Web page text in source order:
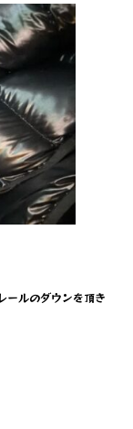
ールのダウンを頂き